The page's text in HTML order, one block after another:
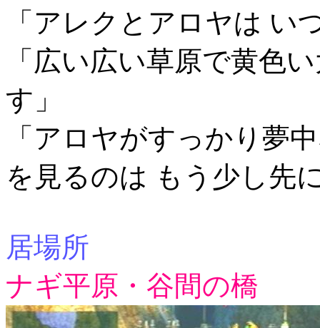
「アレクとアロヤは い
「広い広い草原で黄色
す」
「アロヤがすっかり夢
を見るのは もう少し先
居場所
ナギ平原・谷間の橋